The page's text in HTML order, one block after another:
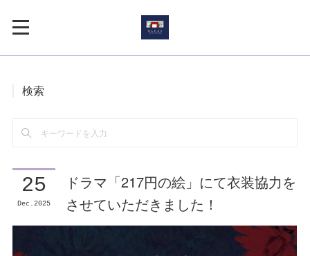
検索
25
Dec 2025
ドラマ「217円の絵」にて衣装協力を
させていただきました！